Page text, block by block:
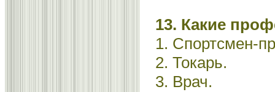
13. Какие
1. Спортсмен-
2. Токарь.
3. Врач.